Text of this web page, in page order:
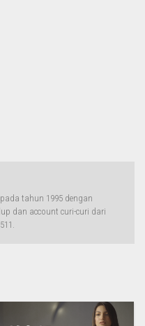
tahun 1995 dengan
dan account curi-curi dari